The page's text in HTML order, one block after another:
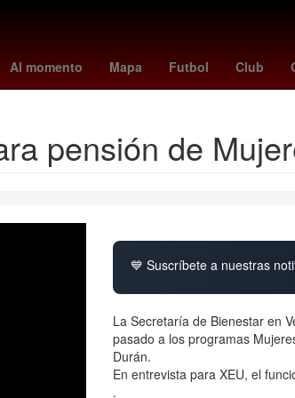
Al momento Mapa Futbol Club
ley de amparo claudia sheinbaum mariners
pensión de
💙 Suscríbete a nuestras
La Secretaría de Bienestar en
pasado a los programas
Durán.
En entrevista para XEU, el
.